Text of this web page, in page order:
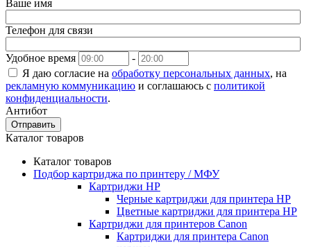
Ваше имя
Телефон для связи
Удобное время
-
Я даю согласие на обработку персональных данных, на
рекламную коммуникацию и соглашаюсь с политикой
конфиденциальности.
Антибот
Отправить
Каталог товаров
Каталог товаров
Подбор картриджа по принтеру / МФУ
Картриджи HP
Черные картриджи для принтера HP
Цветные картриджи для принтера HP
Картриджи для принтеров Сanon
Картриджи для принтера Сanon